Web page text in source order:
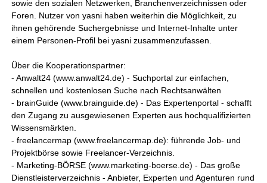
sowie den sozialen Netzwerken, Branchenverzeichnissen oder
Foren. Nutzer von yasni haben weiterhin die Möglichkeit, zu
ihnen gehörende Suchergebnisse und Internet-Inhalte unter
einem Personen-Profil bei yasni zusammenzufassen.
Über die Kooperationspartner:
- Anwalt24 (www.anwalt24.de) - Suchportal zur einfachen,
schnellen und kostenlosen Suche nach Rechtsanwälten
- brainGuide (www.brainguide.de) - Das Expertenportal - schafft
den Zugang zu ausgewiesenen Experten aus hochqualifizierten
Wissensmärkten.
- freelancermap (www.freelancermap.de): führende Job- und
Projektbörse sowie Freelancer-Verzeichnis.
- Marketing-BÖRSE (www.marketing-boerse.de) - Das große
Dienstleisterverzeichnis - Anbieter, Experten und Agenturen rund